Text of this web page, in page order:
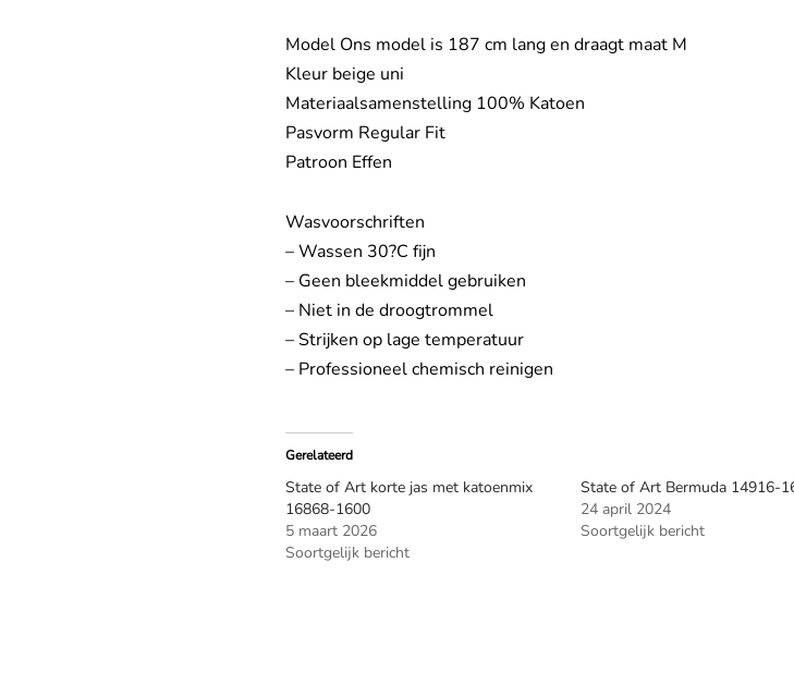
Model Ons model is 187 cm lang en draagt maat M
Kleur beige uni
Materiaalsamenstelling 100% Katoen
Pasvorm Regular Fit
Patroon Effen
Wasvoorschriften
– Wassen 30?C fijn
– Geen bleekmiddel gebruiken
– Niet in de droogtrommel
– Strijken op lage temperatuur
– Professioneel chemisch reinigen
Gerelateerd
State of Art korte jas met katoenmix
16868-1600
5 maart 2026
Soortgelijk bericht
State of Art Bermuda 14916-
24 april 2024
Soortgelijk bericht